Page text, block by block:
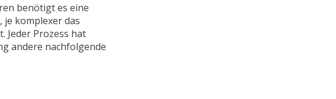
benötigt es eine
je komplexer das
Jeder Prozess hat
andere nachfolgende